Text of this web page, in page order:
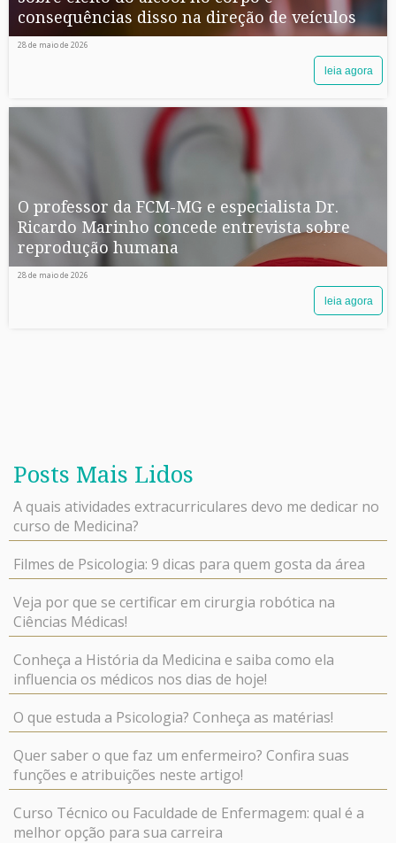
consequências disso na direção de veículos
28 de maio de 2026
leia agora
O professor da FCM-MG e especialista Dr.
Ricardo Marinho concede entrevista sobre
reprodução humana
28 de maio de 2026
leia agora
Posts Mais Lidos
A quais atividades extracurriculares devo me dedicar no
curso de Medicina?
Filmes de Psicologia: 9 dicas para quem gosta da área
Veja por que se certificar em cirurgia robótica na
Ciências Médicas!
Conheça a História da Medicina e saiba como ela
influencia os médicos nos dias de hoje!
O que estuda a Psicologia? Conheça as matérias!
Quer saber o que faz um enfermeiro? Confira suas
funções e atribuições neste artigo!
Curso Técnico ou Faculdade de Enfermagem: qual é a
melhor opção para sua carreira